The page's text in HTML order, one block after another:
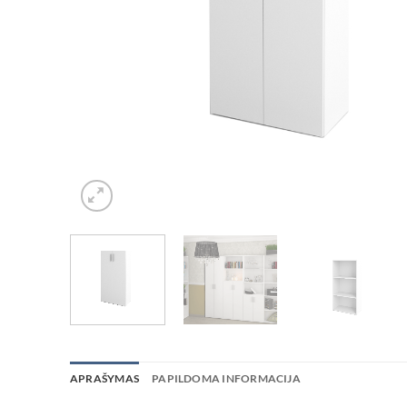
APRAŠYMAS PAPILDOMA INFORMACIJA